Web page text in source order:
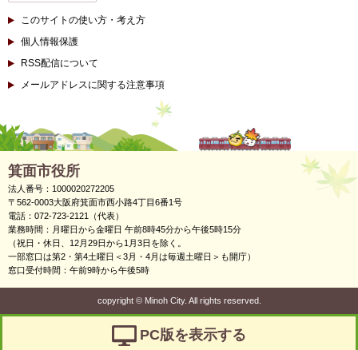
このサイトの使い方・考え方
個人情報保護
RSS配信について
メールアドレスに関する注意事項
箕面市役所
法人番号：1000020272205
〒562-0003大阪府箕面市西小路4丁目6番1号
電話：072-723-2121（代表）
業務時間：月曜日から金曜日 午前8時45分から午後5時15分
（祝日・休日、12月29日から1月3日を除く。
一部窓口は第2・第4土曜日＜3月・4月は毎週土曜日＞も開庁）
窓口受付時間：午前9時から午後5時
copyright ©Minoh City. All rights reserved.
PC版を表示する